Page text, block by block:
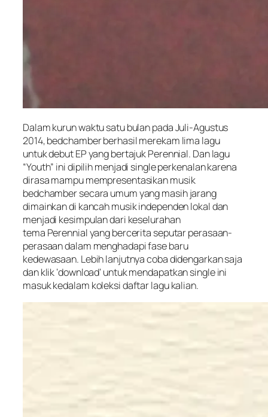
Dalam kurun waktu satu bulan pada Juli-Agustus
2014, bedchamber berhasil merekam lima lagu
untuk debut EP yang bertajuk Perennial. Dan lagu
“Youth” ini dipilih menjadi single perkenalan karena
dirasa mampu mempresentasikan musik
bedchamber secara umum yang masih jarang
dimainkan di kancah musik independen lokal dan
menjadi kesimpulan dari keselurahan
tema Perennial yang bercerita seputar perasaan-
perasaan dalam menghadapi fase baru
kedewasaan. Lebih lanjutnya coba didengarkan saja
dan klik ‘download‘ untuk mendapatkan single ini
masuk kedalam koleksi daftar lagu kalian.